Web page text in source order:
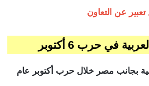
عن التعاون
في حرب 6 أكتوبر
بجانب مصر خلال حرب أكتوبر عام